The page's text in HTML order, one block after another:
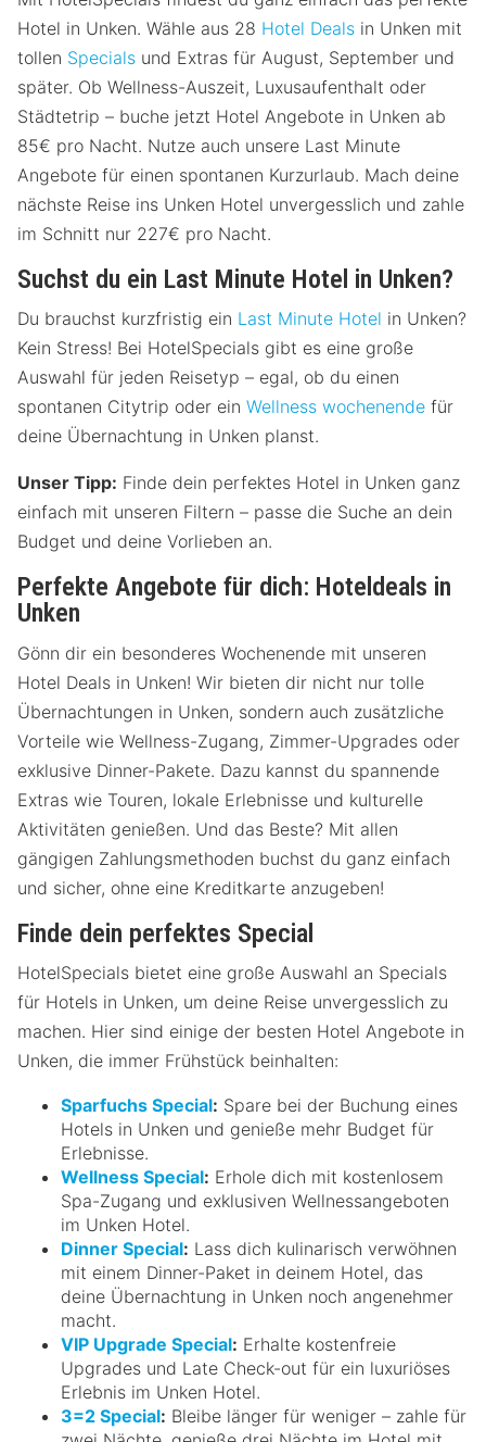
Hotel in Unken. Wähle aus 28 Hotel Deals in Unken mit
tollen Specials und Extras für August, September und
später. Ob Wellness-Auszeit, Luxusaufenthalt oder
Städtetrip – buche jetzt Hotel Angebote in Unken ab
85€ pro Nacht. Nutze auch unsere Last Minute
Angebote für einen spontanen Kurzurlaub. Mach deine
nächste Reise ins Unken Hotel unvergesslich und zahle
im Schnitt nur 227€ pro Nacht.
Suchst du ein Last Minute Hotel in Unken?
Du brauchst kurzfristig ein Last Minute Hotel in Unken?
Kein Stress! Bei HotelSpecials gibt es eine große
Auswahl für jeden Reisetyp – egal, ob du einen
spontanen Citytrip oder ein Wellness wochenende für
deine Übernachtung in Unken planst.
Unser Tipp: Finde dein perfektes Hotel in Unken ganz
einfach mit unseren Filtern – passe die Suche an dein
Budget und deine Vorlieben an.
Perfekte Angebote für dich: Hoteldeals in
Unken
Gönn dir ein besonderes Wochenende mit unseren
Hotel Deals in Unken! Wir bieten dir nicht nur tolle
Übernachtungen in Unken, sondern auch zusätzliche
Vorteile wie Wellness-Zugang, Zimmer-Upgrades oder
exklusive Dinner-Pakete. Dazu kannst du spannende
Extras wie Touren, lokale Erlebnisse und kulturelle
Aktivitäten genießen. Und das Beste? Mit allen
gängigen Zahlungsmethoden buchst du ganz einfach
und sicher, ohne eine Kreditkarte anzugeben!
Finde dein perfektes Special
HotelSpecials bietet eine große Auswahl an Specials
für Hotels in Unken, um deine Reise unvergesslich zu
machen. Hier sind einige der besten Hotel Angebote in
Unken, die immer Frühstück beinhalten:
Sparfuchs Special: Spare bei der Buchung eines
Hotels in Unken und genieße mehr Budget für
Erlebnisse.
Wellness Special: Erhole dich mit kostenlosem
Spa-Zugang und exklusiven Wellnessangeboten
im Unken Hotel.
Dinner Special: Lass dich kulinarisch verwöhnen
mit einem Dinner-Paket in deinem Hotel, das
deine Übernachtung in Unken noch angenehmer
macht.
VIP Upgrade Special: Erhalte kostenfreie
Upgrades und Late Check-out für ein luxuriöses
Erlebnis im Unken Hotel.
3=2 Special: Bleibe länger für weniger – zahle für